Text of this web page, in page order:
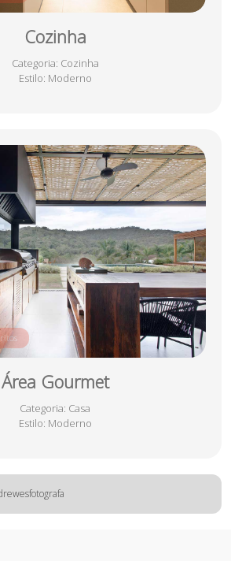
Cozinha
Categoria: Cozinha
Estilo: Moderno
Área Gourmet
Categoria: Casa
Estilo: Moderno